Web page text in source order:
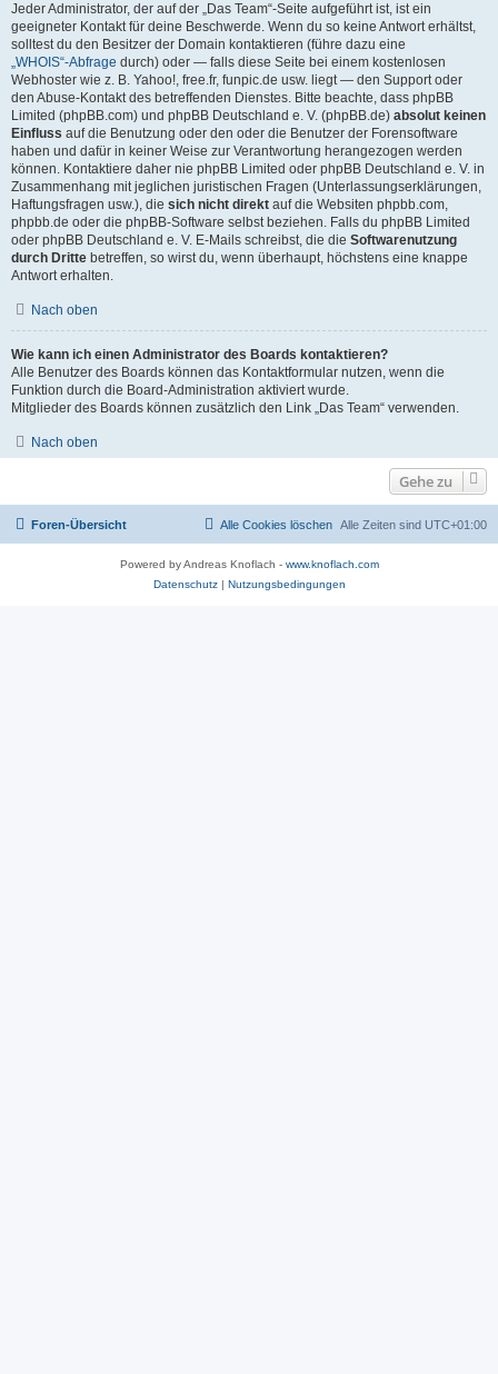
Jeder Administrator, der auf der „Das Team“-Seite aufgeführt ist, ist ein
geeigneter Kontakt für deine Beschwerde. Wenn du so keine Antwort erhältst,
solltest du den Besitzer der Domain kontaktieren (führe dazu eine
„WHOIS“-Abfrage durch) oder — falls diese Seite bei einem kostenlosen
Webhoster wie z. B. Yahoo!, free.fr, funpic.de usw. liegt — den Support oder
den Abuse-Kontakt des betreffenden Dienstes. Bitte beachte, dass phpBB
Limited (phpBB.com) und phpBB Deutschland e. V. (phpBB.de) absolut keinen
Einfluss auf die Benutzung oder den oder die Benutzer der Forensoftware
haben und dafür in keiner Weise zur Verantwortung herangezogen werden
können. Kontaktiere daher nie phpBB Limited oder phpBB Deutschland e. V. in
Zusammenhang mit jeglichen juristischen Fragen (Unterlassungserklärungen,
Haftungsfragen usw.), die sich nicht direkt auf die Websiten phpbb.com,
phpbb.de oder die phpBB-Software selbst beziehen. Falls du phpBB Limited
oder phpBB Deutschland e. V. E-Mails schreibst, die die Softwarenutzung
durch Dritte betreffen, so wirst du, wenn überhaupt, höchstens eine knappe
Antwort erhalten.
Nach oben
Wie kann ich einen Administrator des Boards kontaktieren?
Alle Benutzer des Boards können das Kontaktformular nutzen, wenn die
Funktion durch die Board-Administration aktiviert wurde.
Mitglieder des Boards können zusätzlich den Link „Das Team“ verwenden.
Nach oben
Gehe zu
Foren-Übersicht Alle Zeiten sind UTC+01:00
Alle Cookies löschen
Powered by Andreas Knoflach - www.knoflach.com
Datenschutz| Nutzungsbedingungen